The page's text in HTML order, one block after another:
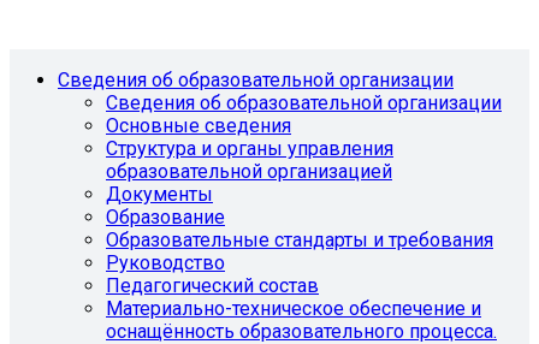
Сведения об образовательной организации
Сведения об образовательной организации
Основные сведения
Структура и органы управления
образовательной организацией
Документы
Образование
Образовательные стандарты и требования
Руководство
Педагогический состав
Материально-техническое обеспечение и
оснащённость образовательного процесса.